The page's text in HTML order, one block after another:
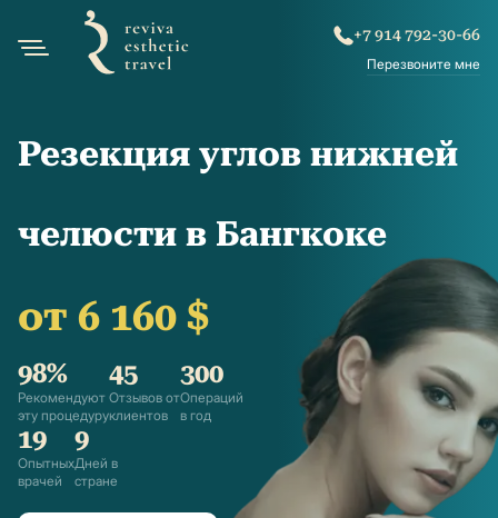
+7 914 792-30-66
Перезвоните мне
Резекция углов нижней
челюсти в Бангкоке
от 6 160 $
98%
Рекомендуют
эту процедуру
45
Отзывов от
клиентов
300
Операций
в год
19
Опытных
врачей
9
Дней в
стране